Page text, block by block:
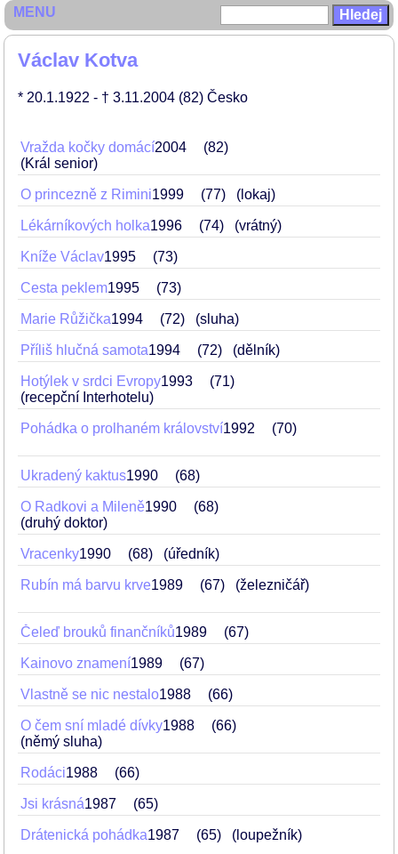
Václav Kotva
* 20.1.1922 - † 3.11.2004 (82) Česko
Vražda kočky domácí2004
82
(Král senior)
O princezně z Rimini1999 77 (lokaj)
Lékárníkových holka1996 74 (vrátný)
Kníže Václav1995 73
Cesta peklem1995 73
Marie Růžička1994 72 (sluha)
Příliš hlučná samota1994 72 (dělník)
Hotýlek v srdci Evropy1993
71
(recepční Interhotelu)
Pohádka o prolhaném království1992 70
Ukradený kaktus1990 68
O Radkovi a Mileně1990
68
(druhý doktor)
Vracenky1990 68 (úředník)
Rubín má barvu krve1989 67 (železničář)
Čeleď brouků finančníků1989 67
Kainovo znamení1989 67
Vlastně se nic nestalo1988 66
O čem sní mladé dívky1988
66
(němý sluha)
Rodáci1988 66
Jsi krásná1987 65
Drátenická pohádka1987 65 (loupežník)
MENU